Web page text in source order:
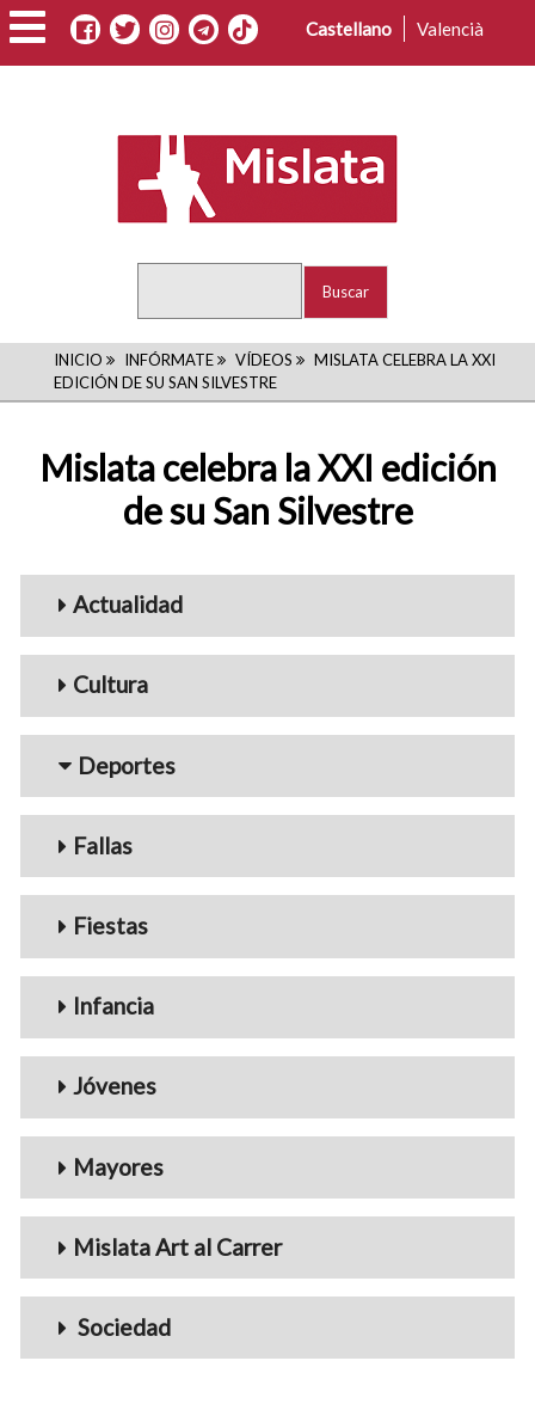
Pasar
al
contenido
Castellano Valencià
RUTA
DE
NAVEGACIÓN
INICIO INFÓRMATE VÍDEOS
MISLATA CELEBRA LA XXI
EDICIÓN DE SU SAN SILVESTRE
Mislata celebra la XXI edición
de su San Silvestre
Menu_Videos
Actualidad
Cultura
Deportes
Fallas
Fiestas
Infancia
Jóvenes
Mayores
Mislata Art al Carrer
Sociedad